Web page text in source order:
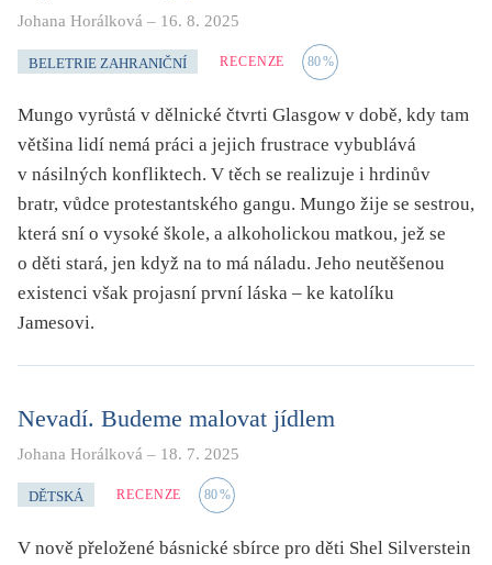
Johana Horálková – 16. 8. 2025
BELETRIE ZAHRANIČNÍ RECENZE 80%
Mungo vyrůstá v dělnické čtvrti Glasgow v době, kdy tam
většina lidí nemá práci a jejich frustrace vybublává
v násilných konfliktech. V těch se realizuje i hrdinův
bratr, vůdce protestantského gangu. Mungo žije se sestrou,
která sní o vysoké škole, a alkoholickou matkou, jež se
o děti stará, jen když na to má náladu. Jeho neutěšenou
existenci však projasní první láska – ke katolíku
Jamesovi.
Nevadí. Budeme malovat jídlem
Johana Horálková – 18. 7. 2025
DĚTSKÁ RECENZE 80%
V nově přeložené básnické sbírce pro děti Shel Silverstein